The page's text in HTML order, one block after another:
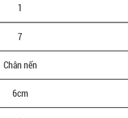
1
7
Chân nến
6cm